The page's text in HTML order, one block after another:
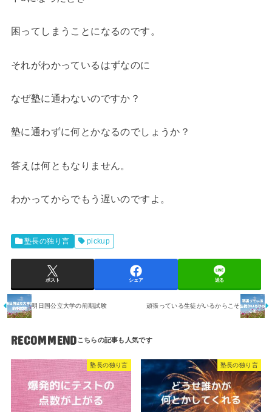
困ってしまうことになるのです。
それがわかっているはずなのに
なぜ塾に通わないのですか？
塾に通わずに何とかなるのでしょうか？
答えは何ともなりません。
わかってからでもう遅いのですよ。
塾長の独り言 pickup
ポスト シェア 送る
明日国公立大学の前期試験 頑張っている生徒がいるからこそ
RECOMMEND
塾長の独り言 塾長の独り言